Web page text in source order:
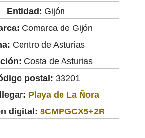
Entidad: Gijón
Comarca de Gijón
Centro de Asturias
Costa de Asturias
postal: 33201
Playa de La Ñora
digital: 8CMPGCX5+2R